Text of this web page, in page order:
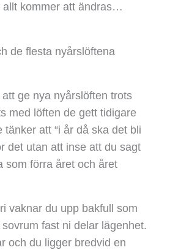
allt kommer att ändras…
de flesta nyårslöftena
ge nya nyårslöften trots
med löften de gett tidigare
tänker att “i år då ska det bli
det utan att inse att du sagt
som förra året och året
vaknar du upp bakfull som
fast ni delar lägenhet.
och du ligger bredvid en